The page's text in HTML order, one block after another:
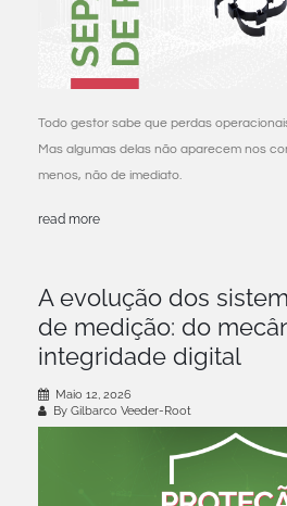
Todo gestor sabe que perdas
Mas algumas delas não aparecem nos
menos, não de imediato.
read more
A evolução dos
de medição: do
integridade digital
Maio 12, 2026
By Gilbarco Veeder-Root